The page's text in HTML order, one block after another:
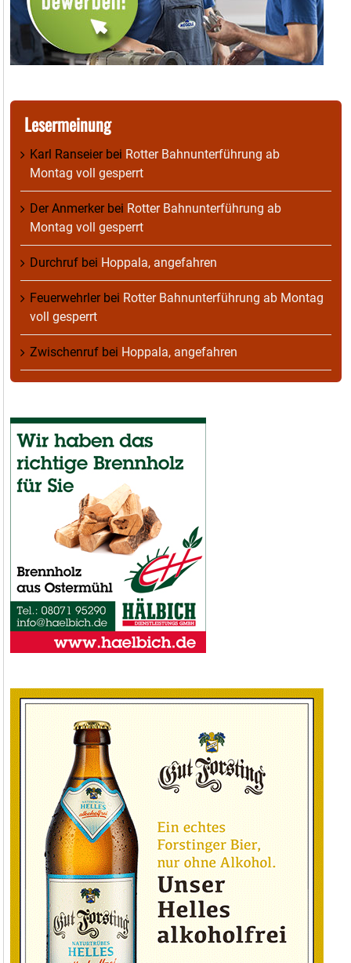
Lesermeinung
Karl Ranseierbei Rotter Bahnunterführung ab
Montag voll gesperrt
Der Anmerkerbei Rotter Bahnunterführung ab
Montag voll gesperrt
Durchruf bei Hoppala, angefahren
Feuerwehrlerbei Rotter Bahnunterführung ab Montag
voll gesperrt
Zwischenruf bei Hoppala, angefahren